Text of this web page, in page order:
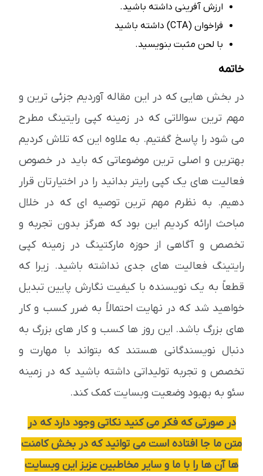
ارزش آفرینی داشته باشید.
فراخوان (CTA) داشته باشید
با لحن مثبت بنویسید.
خاتمه
در بخش هایی که در این مقاله آوردیم جزئی ترین و
مهم ترین سوالاتی که در زمینه کپی رایتینگ مطرح
می شود را پاسخ گفتیم. به علاوه این که تلاش کردیم
بهترین و اصلی ترین موضوعاتی که باید در خصوص
فعالیت های یک کپی رایتر بدانید را در اختیارتان قرار
دهیم. به نظرم مهم ترین توصیه ای که در خلال
مباحث ارائه کردیم این بود که هرگز بدون تجربه و
تخصص و آگاهی از حوزه مارکتینگ در زمینه کپی
رایتینگ فعالیت های جدی نداشته باشید. زیرا که
قطعاً به یک نویسنده با کیفیت نگارش پایین تبدیل
خواهید شد که در نهایت احتمالاً به ضرر کسب و کار
های بزرگ باشد. این روز ها کسب و کار های بزرگ به
دنبال نویسندگانی هستند که بتواند با مهارت و
تخصص و تجربه تولیداتی داشته باشید که در زمینه
سئو به بهبود وضعیت وبسایت کمک کند.
در صورتی که فکر می کنید نکاتی وجود دارد که در
متن ما جا افتاده است می توانید که در بخش کامنت
ها آن ها را با ما و سایر مخاطبین عزیز این وبسایت